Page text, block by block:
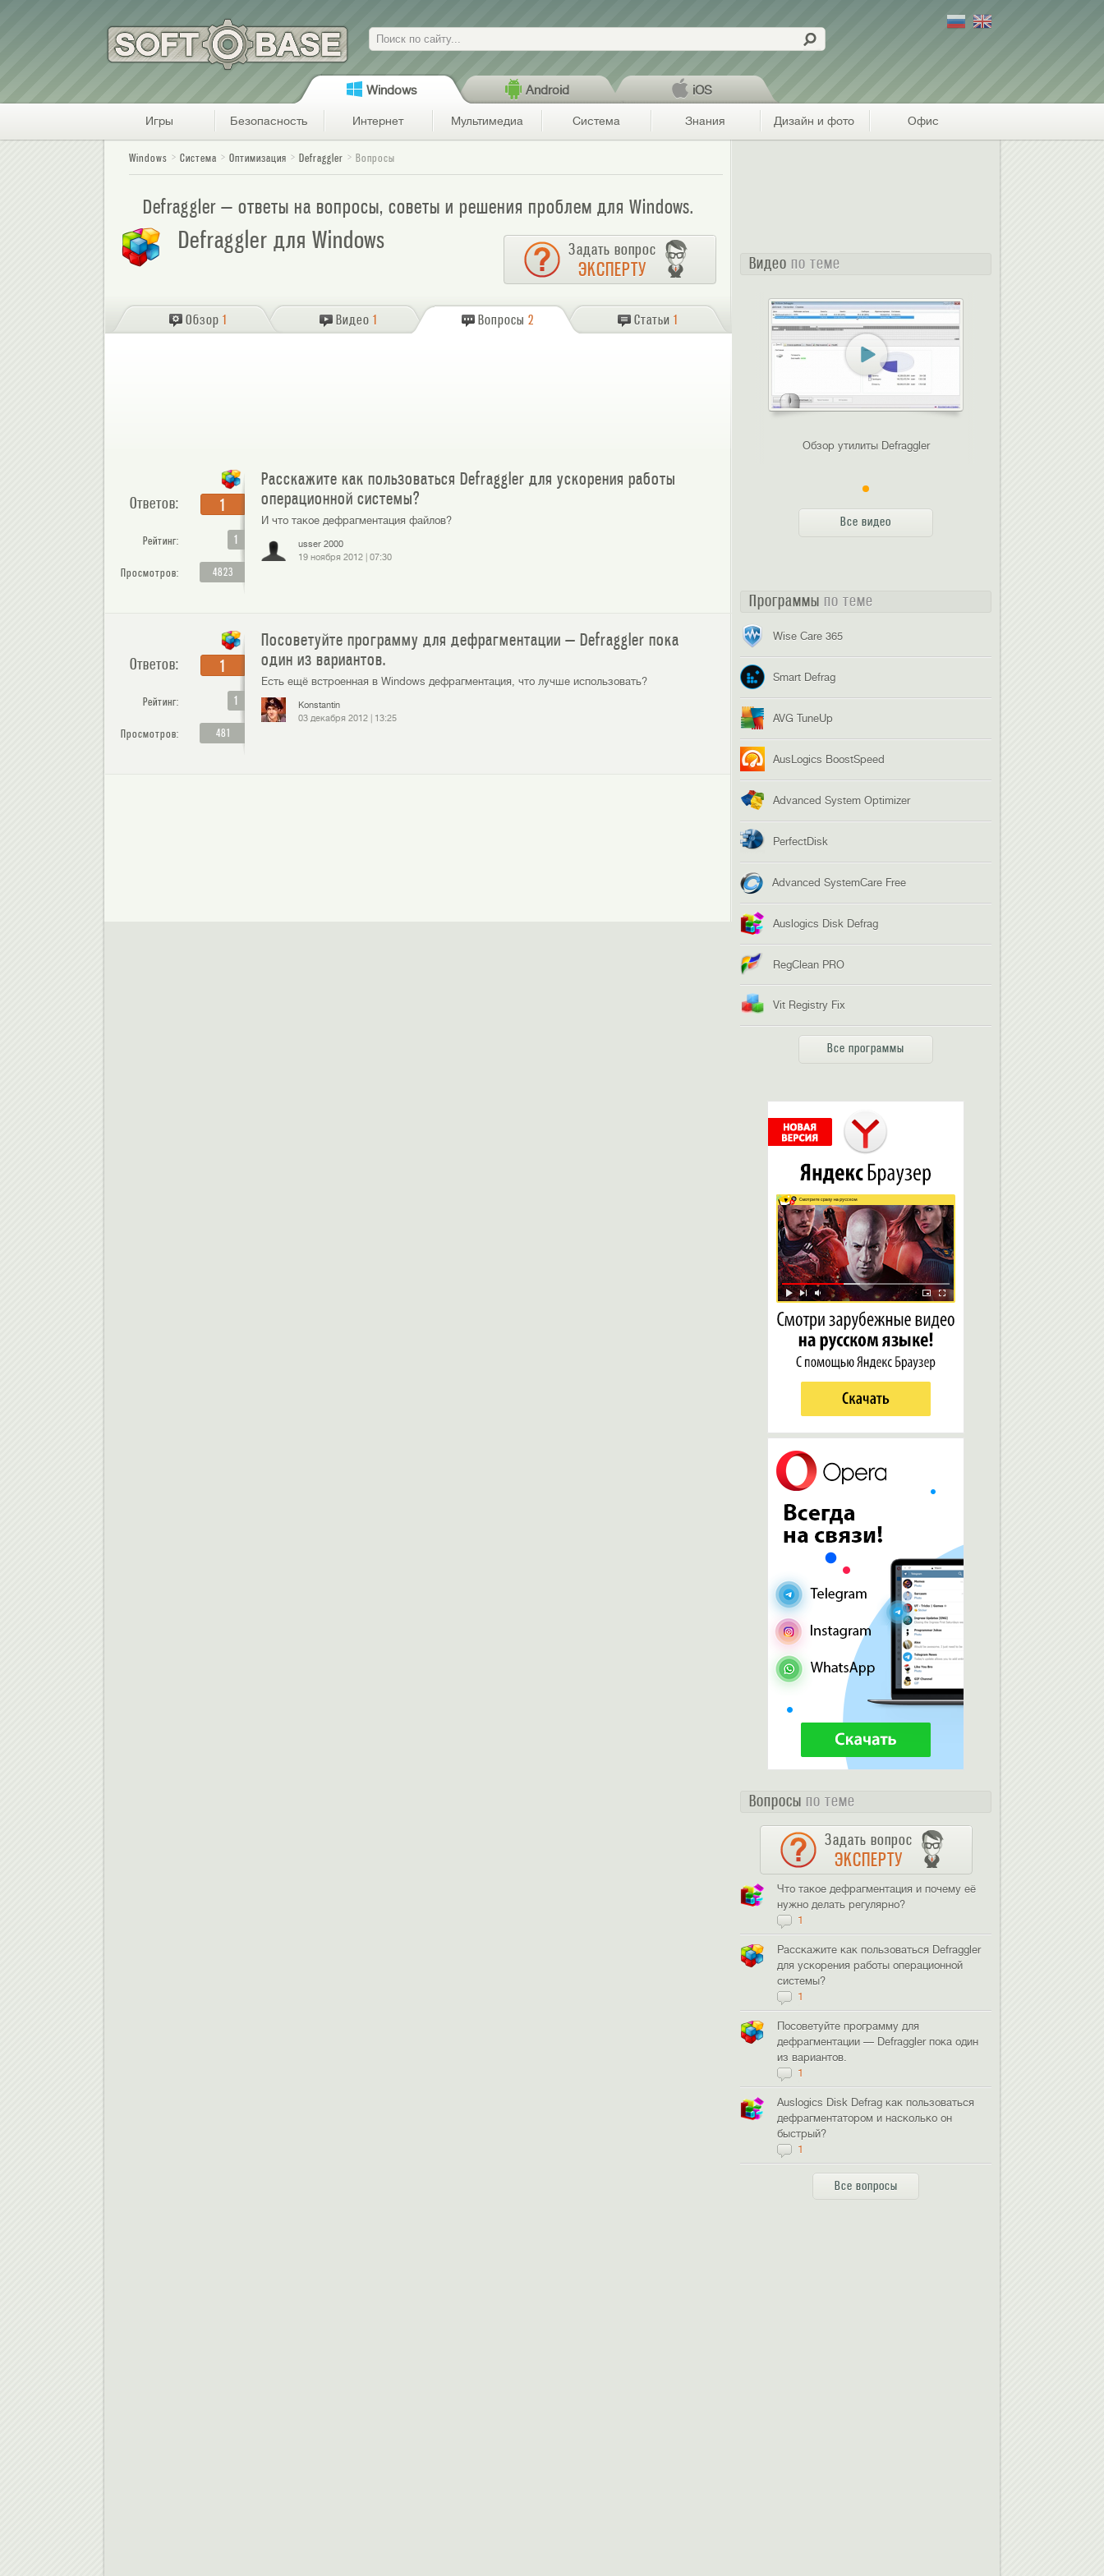
Поиск
Windows Android iOS
Игры Безопасность Интернет Мультимедиа Система Знания Дизайн и фото Офис
Windows Система Оптимизация Defraggler Вопросы
Defraggler — ответы на вопросы, советы и решения проблем для Windows.
Defraggler для Windows Задать вопрос
ЭКСПЕРТУ
Обзор 1 Видео 1 Вопросы 2 Статьи 1
Ответов: 1
Рейтинг: 1
Просмотров: 4823
Расскажите как пользоваться Defraggler для ускорения работы
операционной системы?
И что такое дефрагментация файлов?
usser 2000
19 ноября 2012| 07:30
Ответов: 1
Рейтинг: 1
Просмотров: 481
Посоветуйте программу для дефрагментации — Defraggler пока
один из вариантов.
Есть ещё встроенная в Windows дефрагментация, что лучше использовать?
Konstantin
03 декабря 2012| 13:25
Видео по теме
Обзор утилиты Defraggler
Все видео
Программы по теме
Wise Care 365
Smart Defrag
AVG TuneUp
AusLogics BoostSpeed
Advanced System Optimizer
PerfectDisk
Advanced SystemCare Free
Auslogics Disk Defrag
RegClean PRO
Vit Registry Fix
Все программы
Вопросы по теме
Задать вопрос
ЭКСПЕРТУ
Что такое дефрагментация и почему её
нужно делать регулярно?
1
Расскажите как пользоваться Defraggler
для ускорения работы операционной
системы?
1
Посоветуйте программу для
дефрагментации — Defraggler пока один
из вариантов.
1
Auslogics Disk Defrag как пользоваться
дефрагментатором и насколько он
быстрый?
1
Все вопросы